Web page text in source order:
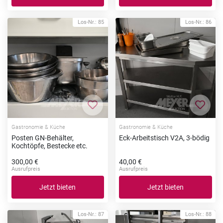
Los-Nr.: 85
Zur Merkliste hinzufügen
Gastronomie & Küche
Posten GN-Behälter,
Kochtöpfe, Bestecke etc.
300,00 €
Ausrufpreis
Jetzt bieten
Los-Nr.: 86
Zur
Gastronomie & Küche
Eck-Arbeitstisch V2A, 3-bödig
40,00 €
Ausrufpreis
Jetzt bieten
Los-Nr.: 87 Los-Nr.: 88